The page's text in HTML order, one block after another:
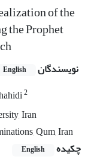
of the
the Prophet
نویسندگان English
2
Iran
Qum, Iran
چکیده
English